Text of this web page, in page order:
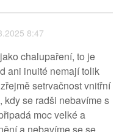
8:47
chalupaření, to je
ani inuité nemají tolik
setrvačnost vnitřní
se radši nebavíme s
moc velké a